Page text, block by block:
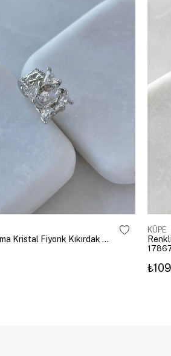
Altın Kaplama Kristal Fiyonk Kıkırdak Küpe Gümüş
KÜPE